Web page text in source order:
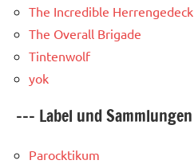
The Incredible Herrengedeck
The Overall Brigade
Tintenwolf
yok
--- Label und Sammlungen
Parocktikum